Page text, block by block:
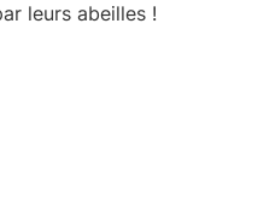
leurs abeilles !